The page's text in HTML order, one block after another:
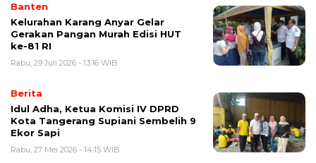
Banten
Kelurahan Karang Anyar Gelar
Gerakan Pangan Murah Edisi HUT
ke-81 RI
Rabu, 29 Juli 2026 - 13:16 WIB
Berita
‎Idul Adha, Ketua Komisi IV DPRD
Kota Tangerang Supiani Sembelih 9
Ekor Sapi
Rabu, 27 Mei 2026 - 14:15 WIB